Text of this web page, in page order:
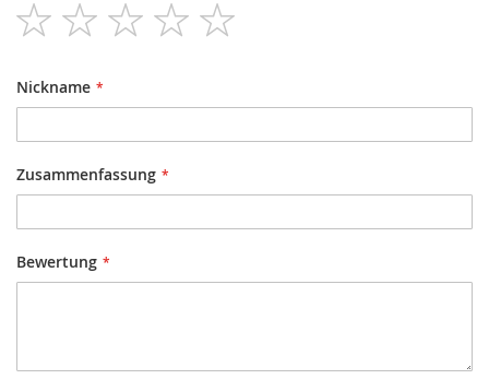
1
star
2
stars
3
stars
4
stars
Nickname
Zusammenfassung
Bewertung